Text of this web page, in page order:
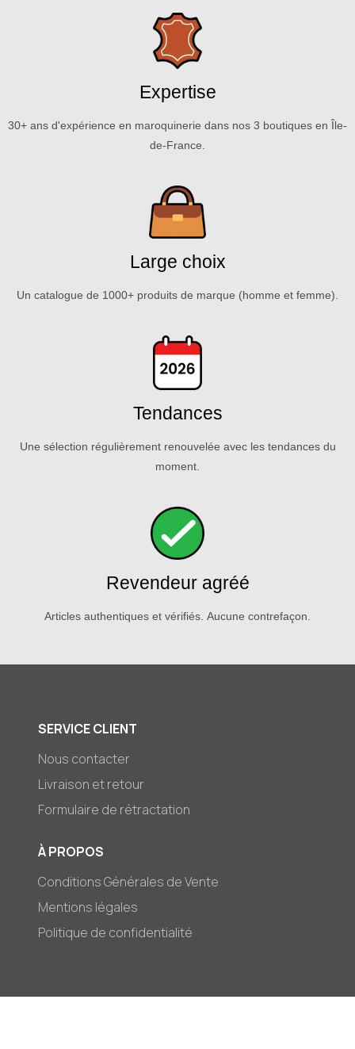
Expertise
30+ ans d'expérience en maroquinerie dans nos 3 boutiques en Île-
de-France.
Large choix
Un catalogue de 1000+ produits de marque (homme et femme).
Tendances
Une sélection régulièrement renouvelée avec les tendances du
moment.
Revendeur agréé
Articles authentiques et vérifiés. Aucune contrefaçon.
SERVICE CLIENT
Nous contacter
Livraison et retour
Formulaire de rétractation
À PROPOS
Conditions Générales de Vente
Mentions légales
Politique de confidentialité
© 2026,Mark-et-Zoé